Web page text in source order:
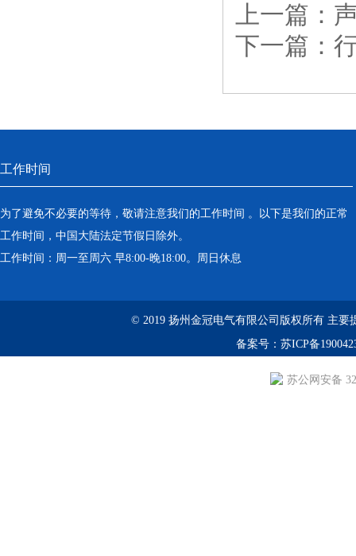
上一篇：
下一篇：
工作时间
为了避免不必要的等待，敬请注意我们的工作时间 。以下是我们的正常
工作时间，中国大陆法定节假日除外。
工作时间：周一至周六 早8:00-晚18:00。周日休息
© 2019 扬州金冠电气有限公司版权所有 主要
备案号： 苏ICP备
苏公网安备